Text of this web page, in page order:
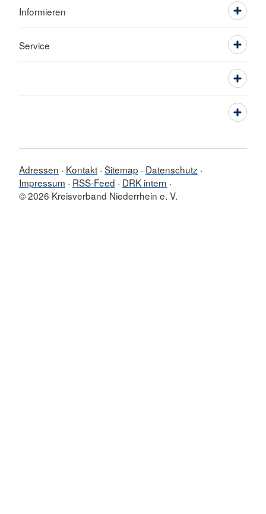
Informieren
Service
Adressen Kontakt Sitemap
Datenschutz
Impressum
RSS-Feed
DRK intern
© 2026 Kreisverband Niederrhein e. V.